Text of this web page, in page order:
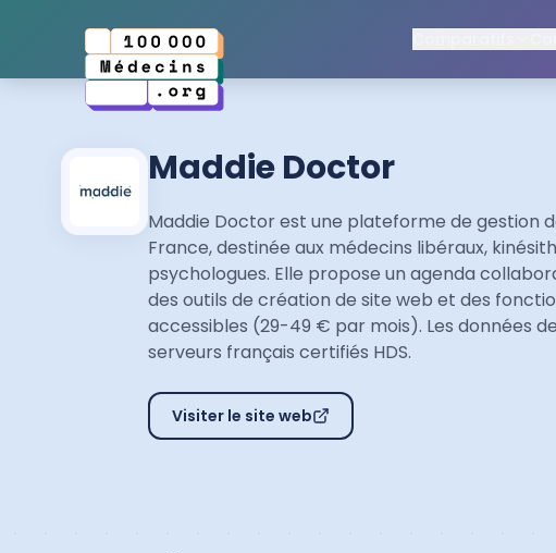
Maddie Doctor
Maddie Doctor est une plateforme de gestion
France, destinée aux médecins libéraux,
psychologues. Elle propose un agenda
des outils de création de site web et des
accessibles (29-49 € par mois). Les données
serveurs français certifiés HDS.
Visiter le site web